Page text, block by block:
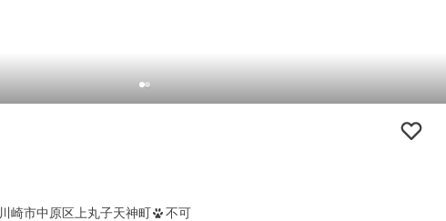
川崎市中原区上丸子天神町 不可